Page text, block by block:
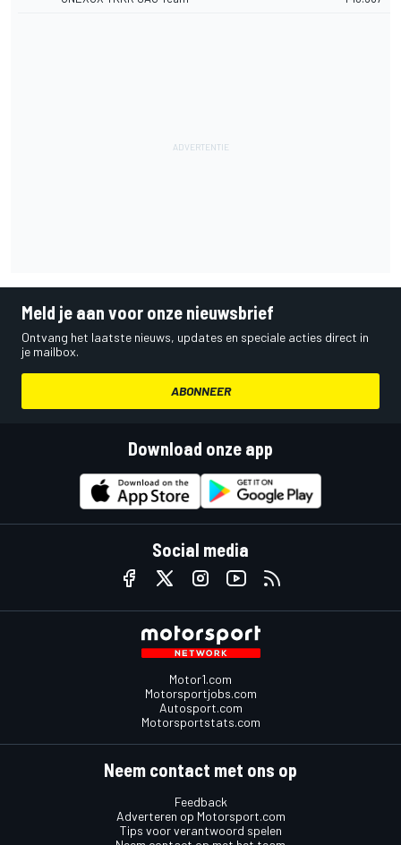
Meld je aan voor onze nieuwsbrief
Ontvang het laatste nieuws, updates en speciale acties direct in
je mailbox.
ABONNEER
Download onze app
Social media
Motor1.com
Motorsportjobs.com
Autosport.com
Motorsportstats.com
Neem contact met ons op
Feedback
Adverteren op Motorsport.com
Tips voor verantwoord spelen